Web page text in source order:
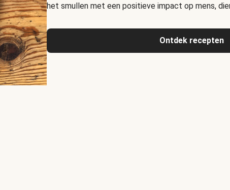
het smullen met een positieve impact op mens,
Ontdek recepten